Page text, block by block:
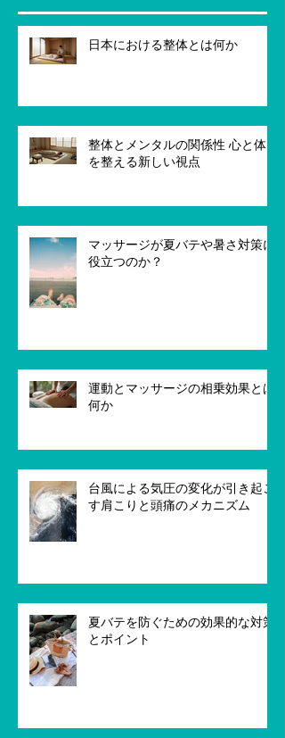
日本における整体とは何か
整体とメンタルの関係性 心と体
を整える新しい視点
マッサージが夏バテや暑さ対策に
役立つのか？
運動とマッサージの相乗効果とは
何か
台風による気圧の変化が引き起こ
す肩こりと頭痛のメカニズム
夏バテを防ぐための効果的な対策
とポイント